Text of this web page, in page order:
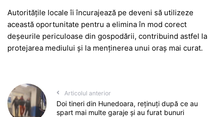
Autoritățile locale îi încurajează pe deveni să utilizeze
această oportunitate pentru a elimina în mod corect
deșeurile periculoase din gospodării, contribuind astfel la
protejarea mediului și la menținerea unui oraș mai curat.
Articolul anterior
Doi tineri din Hunedoara, reținuți după ce au
spart mai multe garaje și au furat bunuri